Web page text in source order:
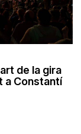
de la gira
a Constantí